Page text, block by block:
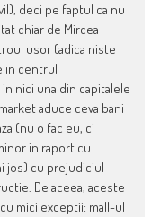
deci pe faptul ca nu
chiar de Mircea
usor (adica niste
in centrul
nici una din capitalele
aduce ceva bani
(nu o fac eu, ci
in raport cu
jos) cu prejudiciul
De aceea, aceste
mici exceptii: mall-ul